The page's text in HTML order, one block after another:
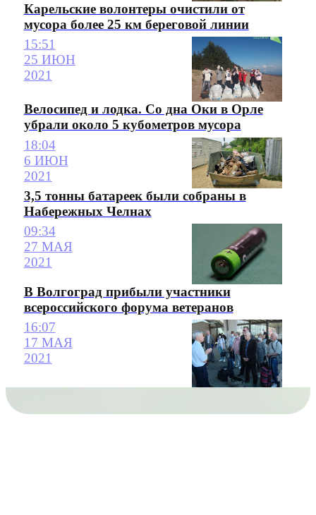
Карельские волонтеры очистили от
мусора более 25 км береговой линии
15:51
25 ИЮН
2021
Велосипед и лодка. Со дна Оки в Орле
убрали около 5 кубометров мусора
18:04
6 ИЮН
2021
3,5 тонны батареек были собраны в
Набережных Челнах
09:34
27 МАЯ
2021
В Волгоград прибыли участники
всероссийского форума ветеранов
16:07
17 МАЯ
2021